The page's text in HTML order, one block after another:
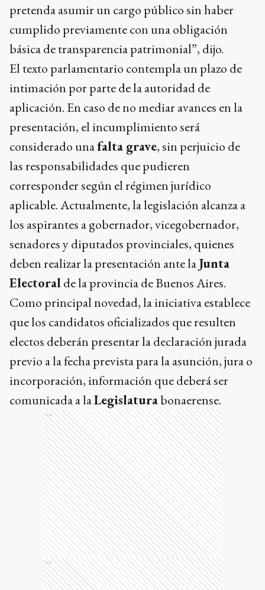
pretenda asumir un cargo público sin haber
cumplido previamente con una obligación
básica de transparencia patrimonial”, dijo.
El texto parlamentario contempla un plazo de
intimación por parte de la autoridad de
aplicación. En caso de no mediar avances en la
presentación, el incumplimiento será
considerado unafalta grave, sin perjuicio de
las responsabilidades que pudieren
corresponder según el régimen jurídico
aplicable. Actualmente, la legislación alcanza a
los aspirantes a gobernador, vicegobernador,
senadores y diputados provinciales, quienes
deben realizar la presentación ante laJunta
Electoralde la provincia de Buenos Aires.
Como principal novedad, la iniciativa establece
que los candidatos oficializados que resulten
electos deberán presentar la declaración jurada
previo a la fecha prevista para la asunción, jura o
incorporación, información que deberá ser
comunicada a laLegislaturabonaerense.
Ads
Ads